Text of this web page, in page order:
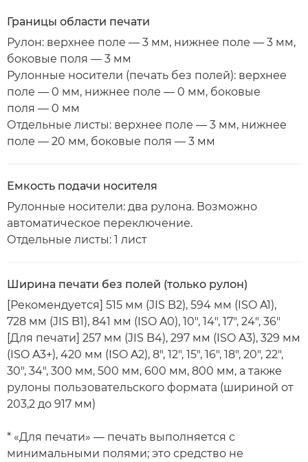
Границы области печати
Рулон: верхнее поле — 3 мм, нижнее поле — 3 мм,
боковые поля — 3 мм
Рулонные носители (печать без полей): верхнее
поле — 0 мм, нижнее поле — 0 мм, боковые
поля — 0 мм
Отдельные листы: верхнее поле — 3 мм, нижнее
поле — 20 мм, боковые поля — 3 мм
Емкость подачи носителя
Рулонные носители: два рулона. Возможно
автоматическое переключение.
Отдельные листы: 1 лист
Ширина печати без полей (только рулон)
[Рекомендуется] 515 мм (JIS B2), 594 мм (ISO A1),
728 мм (JIS B1), 841 мм (ISO A0), 10", 14", 17", 24", 36"
[Для печати] 257 мм (JIS B4), 297 мм (ISO A3), 329 мм
(ISO A3+), 420 мм (ISO A2), 8", 12", 15", 16", 18", 20", 22",
30", 34", 300 мм, 500 мм, 600 мм, 800 мм, а также
рулоны пользовательского формата (шириной от
203,2 до 917 мм)
* «Для печати» — печать выполняется с
минимальными полями; это средство не